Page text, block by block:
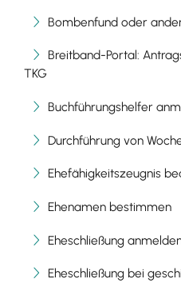
Bombenfund oder
Breitband-Portal:
TKG
Buchführungshelfer
Durchführung von
Ehefähigkeitszeugnis
Ehenamen bestimmen
Eheschließung
Eheschließung bei